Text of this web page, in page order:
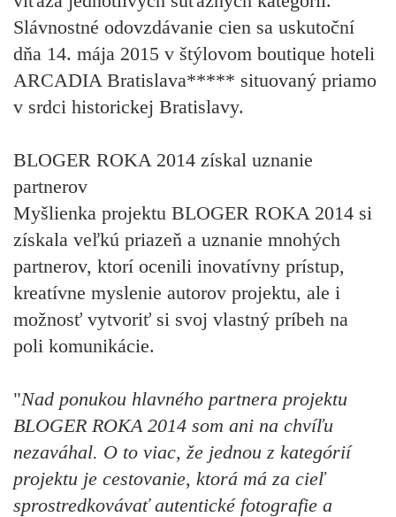
Slávnostné odovzdávanie cien sa uskutoční
dňa 14. mája 2015 v štýlovom boutique hoteli
ARCADIA Bratislava***** situovaný priamo
v srdci historickej Bratislavy.
BLOGER ROKA 2014 získal uznanie
partnerov
Myšlienka projektu BLOGER ROKA 2014 si
získala veľkú priazeň a uznanie mnohých
partnerov, ktorí ocenili inovatívny prístup,
kreatívne myslenie autorov projektu, ale i
možnosť vytvoriť si svoj vlastný príbeh na
poli komunikácie.
"Nad ponukou hlavného partnera projektu
BLOGER ROKA 2014 som ani na chvíľu
nezaváhal. O to viac, že jednou z kategórií
projektu je cestovanie, ktorá má za cieľ
sprostredkovávať autentické fotografie a